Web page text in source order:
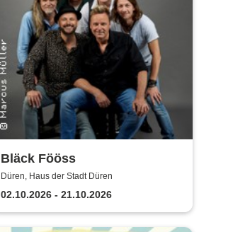
Bläck Fööss
Düren, Haus der Stadt Düren
02.10.2026 - 21.10.2026